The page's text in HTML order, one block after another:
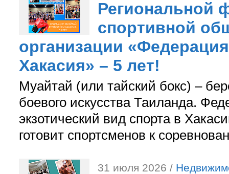
Региональной
спортивной
организации
Хакасия» – 5 лет!
Муайтай (или тайский бокс) –
боевого искусства Таиланда.
экзотический вид спорта в
готовит спортсменов к
31 июля 2026 /